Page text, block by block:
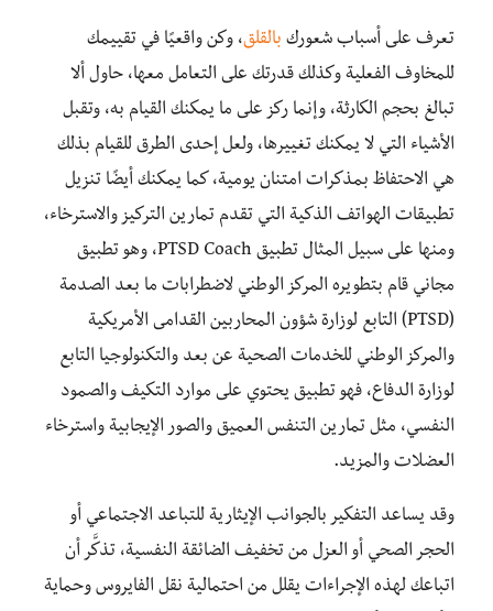
تعرف على أسباب شعورك بالقلق، وكن واقعيًا في تقييمك
للمخاوف الفعلية وكذلك قدرتك على التعامل معها، حاول ألا
تبالغ بحجم الكارثة، وإنما ركز على ما يمكنك القيام به، وتقبل
الأشياء التي لا يمكنك تغييرها، ولعل إحدى الطرق للقيام بذلك
هي الاحتفاظ بمذكرات امتنان يومية، كما يمكنك أيضًا تنزيل
تطبيقات الهواتف الذكية التي تقدم تمارين التركيز والاسترخاء،
ومنها على سبيل المثال تطبيق PTSD Coach، وهو تطبيق
مجاني قام بتطويره المركز الوطني لاضطرابات ما بعد الصدمة
(PTSD) التابع لوزارة شؤون المحاربين القدامى الأمريكية
والمركز الوطني للخدمات الصحية عن بعد والتكنولوجيا التابع
لوزارة الدفاع، فهو تطبيق يحتوي على موارد التكيف والصمود
النفسي، مثل تمارين التنفس العميق والصور الإيجابية واسترخاء
العضلات والمزيد.
وقد يساعد التفكير بالجوانب الإيثارية للتباعد الاجتماعي أو
الحجر الصحي أو العزل من تخفيف الضائقة النفسية، تذكَّر أن
اتباعك لهذه الإجراءات يقلل من احتمالية نقل الفايروس وحماية